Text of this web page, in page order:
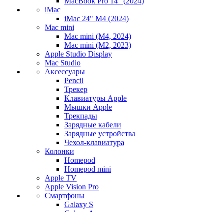
iMac
iMac 24" M4 (2024)
Mac mini
Mac mini (M4, 2024)
Mac mini (M2, 2023)
Apple Studio Display
Mac Studio
Аксессуары
Pencil
Трекер
Клавиатуры Apple
Мышки Apple
Трекпады
Зарядные кабели
Зарядные устройства
Чехол-клавиатура
Колонки
Homepod
Homepod mini
Apple TV
Apple Vision Pro
Смартфоны
Galaxy S